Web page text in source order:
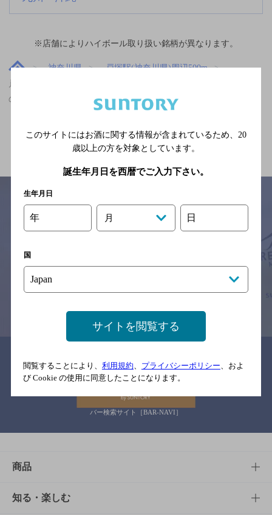
※店舗によりハイボール取り扱い銘柄が異なります。
神奈川県
戸塚駅(神奈川県)周辺500m
戸塚駅(神奈川県)周辺500m,マスターズドリームが飲める,座敷あり
の神泡達人店
関連ページ
サイトマップ 利用規約
念のためお店にご確認の上ご来店くださいますようお願い申し上げま
バー検索サイト［BAR-NAVI］
商品
商品TOP
知る・楽しむ
このサイトにはお酒に関する情報が含まれているため、 20
歳以上の方を対象としています。
誕生年月日を西暦でご入力下さい。
生年月日
年 月 日
国
サイトを閲覧する
閲覧することにより、 利用規約 プライバシーポリシー 、およ
び Cookie の使用に同意したことになります。